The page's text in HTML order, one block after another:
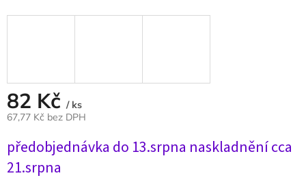
82 Kč / ks
67,77 Kč bez DPH
cena:
předobjednávka do 13.srpna naskladnění cca
21.srpna